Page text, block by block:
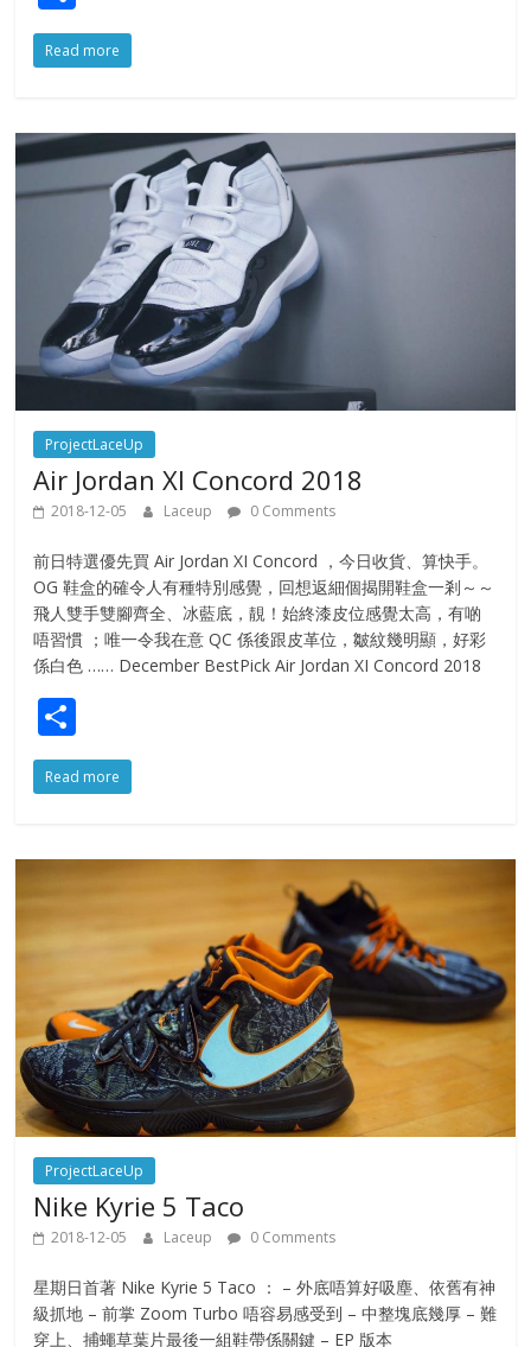
h
ar
Read more
ProjectLaceUp
Air Jordan XI Concord 2018
2018-12-05 Laceup 0 Comments
前日特選優先買 Air Jordan XI Concord ，今日收貨、算快手。
OG 鞋盒的確令人有種特別感覺，回想返細個揭開鞋盒一剎～～
飛人雙手雙腳齊全、冰藍底，靚！始終漆皮位感覺太高，有啲
唔習慣 ；唯一令我在意 QC 係後跟皮革位，皺紋幾明顯，好彩
係白色 …… December BestPick Air Jordan XI Concord 2018
h
ar
Read more
ProjectLaceUp
Nike Kyrie 5 Taco
2018-12-05 Laceup 0 Comments
星期日首著 Nike Kyrie 5 Taco ： – 外底唔算好吸塵、依舊有神
級抓地 – 前掌 Zoom Turbo 唔容易感受到 – 中整塊底幾厚 – 難
穿上、捕蠅草葉片最後一組鞋帶係關鍵 – EP 版本